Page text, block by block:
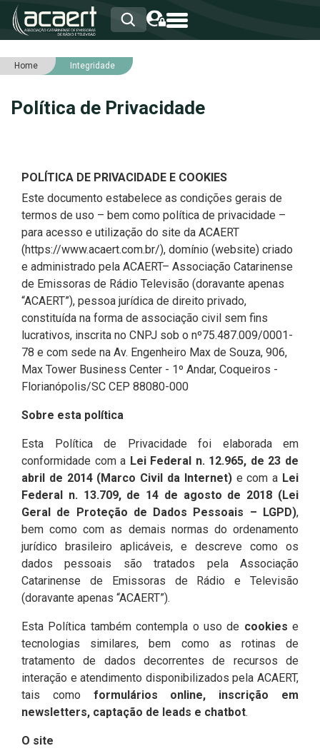
HOME
ASSOCIADOS
SERVIÇOS
Home Integridade
Política de Privacidade
POLÍTICA DE PRIVACIDADE E COOKIES
Este documento estabelece as condições gerais de
termos de uso – bem como política de privacidade –
para acesso e utilização do site da ACAERT
(https://www.acaert.com.br/), domínio (website) criado
e administrado pela ACAERT– Associação Catarinense
de Emissoras de Rádio Televisão (doravante apenas
“ACAERT”), pessoa jurídica de direito privado,
constituída na forma de associação civil sem fins
lucrativos, inscrita no CNPJ sob o nº75.487.009/0001-
78 e com sede na Av. Engenheiro Max de Souza, 906,
Max Tower Business Center - 1º Andar, Coqueiros -
Florianópolis/SC CEP 88080-000
Sobre esta política
Esta Política de Privacidade foi elaborada em
conformidade com a Lei Federal n. 12.965, de 23 de
abril de 2014 (Marco Civil da Internet)e com a Lei
Federal n. 13.709, de 14 de agosto de 2018 (Lei
Geral de Proteção de Dados Pessoais – LGPD),
bem como com as demais normas do ordenamento
jurídico brasileiro aplicáveis, e descreve como os
dados pessoais são tratados pela Associação
Catarinense de Emissoras de Rádio e Televisão
(doravante apenas “ACAERT”).
Esta Política também contempla o uso de cookies e
tecnologias similares, bem como as rotinas de
tratamento de dados decorrentes de recursos de
interação e atendimento disponibilizados pela ACAERT,
tais como formulários online, inscrição em
newsletters, captação de leads e chatbot.
O site